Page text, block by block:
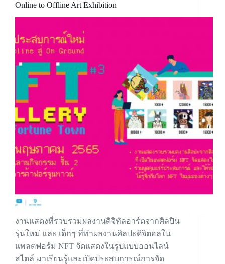
Online to Offline Art Exhibition
งานแสดงที่รวบรวมผลงานดิจิทัลอาร์ตจากศิลปิน
รุ่นใหม่ และ เด็กๆ ที่ทำผลงานศิลปะดิจิตอลใน
แพลตฟอร์ม NFT จัดแสดงในรูปแบบออนไลน์
สไตล์ มาเรียนรู้และเปิดประสบการณ์การจัด